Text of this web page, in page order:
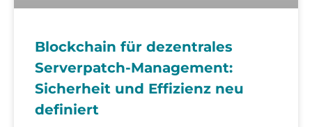
Blockchain für dezentrales
Serverpatch-Management:
Sicherheit und Effizienz neu
definiert